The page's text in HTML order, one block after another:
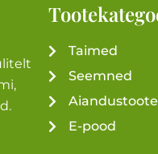
Taimed
Seemned
E-pood